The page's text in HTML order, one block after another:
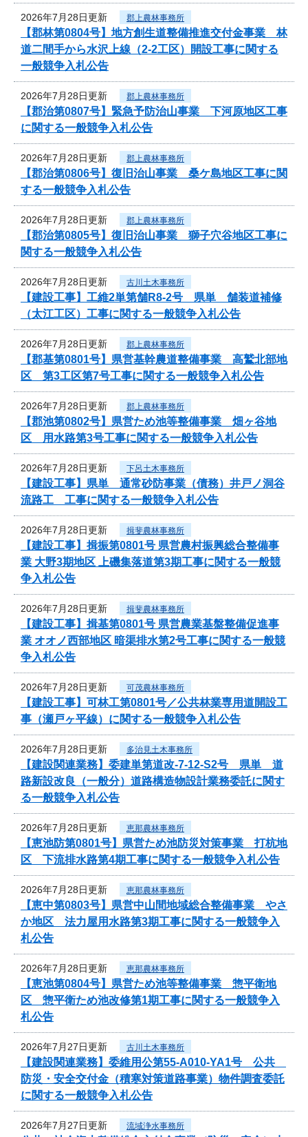
2026年7月28日更新 郡上農林事務所
【郡林第0804号】地方創生道整備推進交付金事業 林
道二間手から水沢上線（2-2工区）開設工事に関する
一般競争入札公告
2026年7月28日更新 郡上農林事務所
【郡治第0807号】緊急予防治山事業 下河原地区工事
に関する一般競争入札公告
2026年7月28日更新 郡上農林事務所
【郡治第0806号】復旧治山事業 桑ケ島地区工事に関
する一般競争入札公告
2026年7月28日更新 郡上農林事務所
【郡治第0805号】復旧治山事業 獅子穴谷地区工事に
関する一般競争入札公告
2026年7月28日更新 古川土木事務所
【建設工事】工維2単第舗R8-2号 県単 舗装道補修
（太江工区）工事に関する一般競争入札公告
2026年7月28日更新 郡上農林事務所
【郡基第0801号】県営基幹農道整備事業 高鷲北部地
区 第3工区第7号工事に関する一般競争入札公告
2026年7月28日更新 郡上農林事務所
【郡池第0802号】県営ため池等整備事業 畑ヶ谷地
区 用水路第3号工事に関する一般競争入札公告
2026年7月28日更新 下呂土木事務所
【建設工事】県単 通常砂防事業（債務）井戸ノ洞谷
流路工 工事に関する一般競争入札公告
2026年7月28日更新 揖斐農林事務所
【建設工事】揖振第0801号 県営農村振興総合整備事
業 大野3期地区 上磯集落道第3期工事に関する一般競
争入札公告
2026年7月28日更新 揖斐農林事務所
【建設工事】揖基第0801号 県営農業基盤整備促進事
業 オオノ西部地区 暗渠排水第2号工事に関する一般競
争入札公告
2026年7月28日更新 可茂農林事務所
【建設工事】可林工第0801号／公共林業専用道開設工
事（瀬戸ヶ平線）に関する一般競争入札公告
2026年7月28日更新 多治見土木事務所
【建設関連業務】委建単第道改-7-12-S2号 県単 道
路新設改良（一般分）道路構造物設計業務委託に関す
る一般競争入札公告
2026年7月28日更新 恵那農林事務所
【恵池防第0801号】県営ため池防災対策事業 打杭地
区 下流排水路第4期工事に関する一般競争入札公告
2026年7月28日更新 恵那農林事務所
【恵中第0803号】県営中山間地域総合整備事業 やさ
か地区 法力屋用水路第3期工事に関する一般競争入
札公告
2026年7月28日更新 恵那農林事務所
【恵池第0804号】県営ため池等整備事業 惣平衛地
区 惣平衛ため池改修第1期工事に関する一般競争入
札公告
2026年7月27日更新 古川土木事務所
【建設関連業務】委維用公第55-A010-YA1号 公共
防災・安全交付金（積寒対策道路事業）物件調査委託
に関する一般競争入札公告
2026年7月27日更新 流域浄水事務所